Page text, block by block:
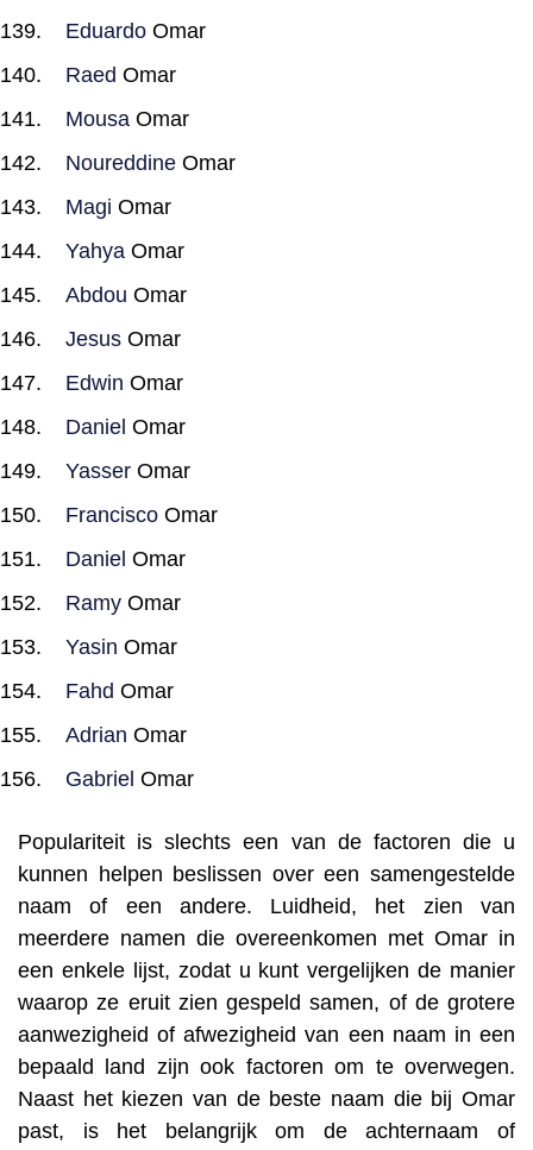
Eduardo Omar
Raed Omar
Mousa Omar
Noureddine Omar
Magi Omar
Yahya Omar
Abdou Omar
Jesus Omar
Edwin Omar
Daniel Omar
Yasser Omar
Francisco Omar
Daniel Omar
Ramy Omar
Yasin Omar
Fahd Omar
Adrian Omar
Gabriel Omar
Populariteit is slechts een van de factoren die u
kunnen helpen beslissen over een samengestelde
naam of een andere. Luidheid, het zien van
meerdere namen die overeenkomen met Omar in
een enkele lijst, zodat u kunt vergelijken de manier
waarop ze eruit zien gespeld samen, of de grotere
aanwezigheid of afwezigheid van een naam in een
bepaald land zijn ook factoren om te overwegen.
Naast het kiezen van de beste naam die bij Omar
past, is het belangrijk om de achternaam of